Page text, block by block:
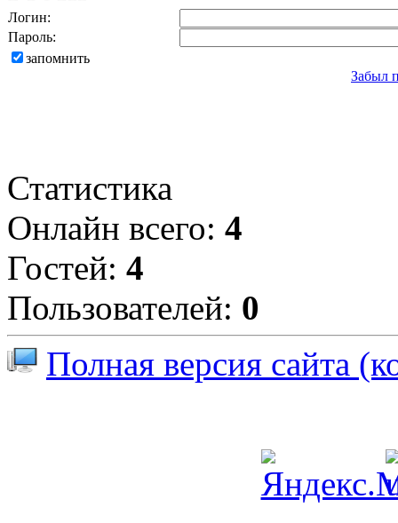
Логин:
Пароль:
запомнить
Забыл
Статистика
Онлайн всего: 4
Гостей: 4
Пользователей: 0
Полная версия сайта